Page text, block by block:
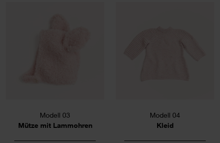
Modell 03
Mütze mit Lammohren
Modell 04
Kleid